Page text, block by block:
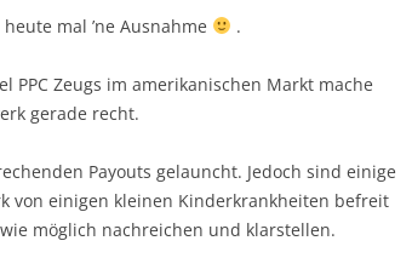
mal ’ne Ausnahme .
Zeugs im amerikanischen Markt mache
gerade recht.
Payouts gelauncht. Jedoch sind einige
von einigen kleinen Kinderkrankheiten befreit
möglich nachreichen und klarstellen.